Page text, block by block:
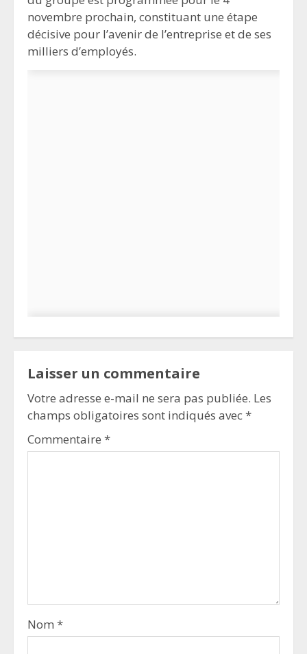
novembre prochain, constituant une étape
décisive pour l’avenir de l’entreprise et de ses
milliers d’employés.
Laisser un commentaire
Votre adresse e-mail ne sera pas publiée. Les
champs obligatoires sont indiqués avec*
Commentaire *
Nom *